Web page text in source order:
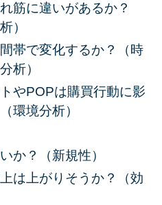
筋に違いがあるか？
）
帯で変化するか？（時
析）
やPOPは購買行動に影
環境分析）
か？（新規性）
は上がりそうか？（効